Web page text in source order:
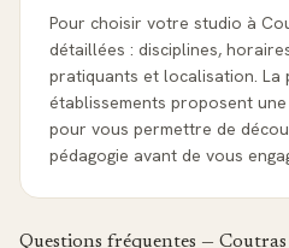
Pour choisir votre studio à
détaillées : disciplines,
pratiquants et localisation. La
établissements proposent
pour vous permettre de
pédagogie avant de vous
Questions fréquentes — Coutras